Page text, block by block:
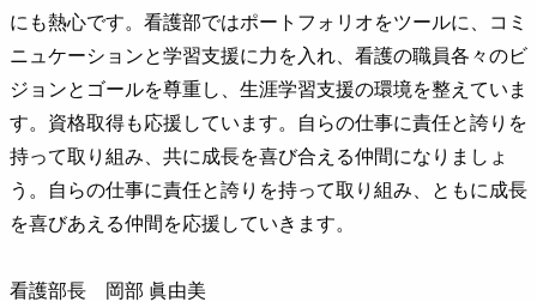
にも熱心です。看護部ではポートフォリオをツールに、コミ
ニュケーションと学習支援に力を入れ、看護の職員各々のビ
ジョンとゴールを尊重し、生涯学習支援の環境を整えていま
す。資格取得も応援しています。自らの仕事に責任と誇りを
持って取り組み、共に成長を喜び合える仲間になりましょ
う。自らの仕事に責任と誇りを持って取り組み、ともに成長
を喜びあえる仲間を応援していきます。
看護部長 岡部 眞由美